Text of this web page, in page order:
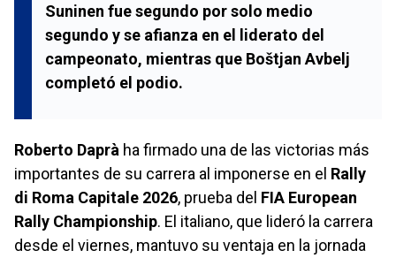
Suninen fue segundo por solo medio
segundo y se afianza en el liderato del
campeonato, mientras que Boštjan Avbelj
completó el podio.
Roberto Daprà ha firmado una de las victorias más
importantes de su carrera al imponerse en el Rally
di Roma Capitale 2026, prueba del FIA European
Rally Championship. El italiano, que lideró la carrera
desde el viernes, mantuvo su ventaja en la jornada